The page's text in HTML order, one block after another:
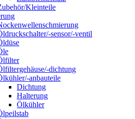
Kleinteile
sensor/-ventil
dichtung
anbauteile
Dichtung
Halterung
Ölkühler